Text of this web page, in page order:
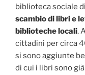
biblioteca sociale
scambio di libri e
biblioteche locali.
cittadini per circa
si sono aggiunte
di cui i libri sono